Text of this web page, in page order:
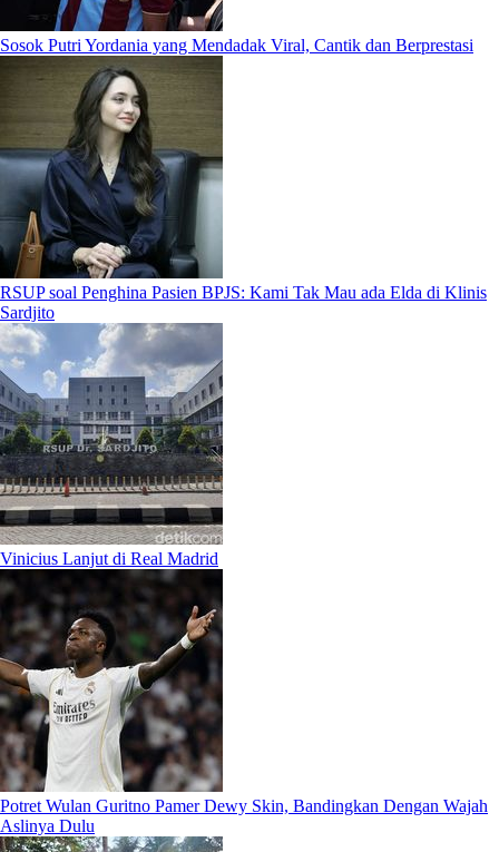
Sosok Putri Yordania yang Mendadak Viral, Cantik dan Berprestasi
RSUP soal Penghina Pasien BPJS: Kami Tak Mau ada Elda di Klinis
Sardjito
Vinicius Lanjut di Real Madrid
Potret Wulan Guritno Pamer Dewy Skin, Bandingkan Dengan Wajah
Aslinya Dulu